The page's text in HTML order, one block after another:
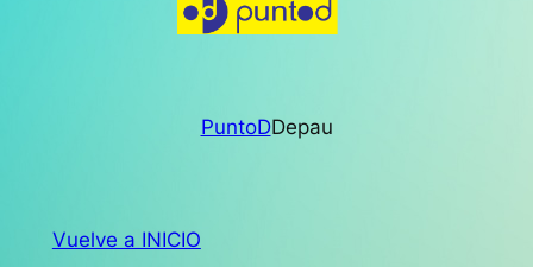
PuntoDDepau
Vuelve a INICIO